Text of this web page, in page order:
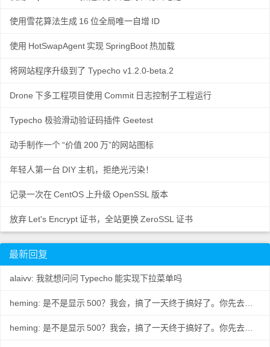
使用雪花算法生成 16 位全局唯一自增 ID
使用 HotSwapAgent 实现 SpringBoot热加载
将网站程序升级到了 Typecho v1.2.0-beta.2
Drone 下多工程项目使用 Commit 日志控制子工程运行
Typecho 极验滑动验证码插件 Geetest
动手制作一个“价值 200万”的网站图标
年轻人第一台 DIY 主机，拒绝光污染！
记录一次在CentOS 上升级 OpenSSL 版本
放弃 Let's Encrypt证书，全站更换ZeroSSL证书
最新回复
alaivv: 我就想问问 Typecho 能实现下拉菜单吗
heming: 是不是显示500？我会，搞了一天终于搞好了。你先去数据
heming: 是不是显示500？我会，搞了一天终于搞好了。你先去数据